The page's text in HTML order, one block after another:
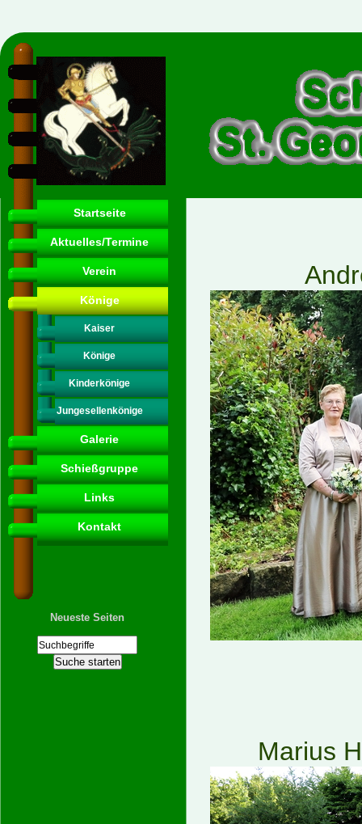
Startseite
Aktuelles/Termine
Verein
Könige
Kaiser
Könige
Kinderkönige
Jungesellenkönige
Galerie
Schießgruppe
Links
Kontakt
Neueste Seiten
Marius